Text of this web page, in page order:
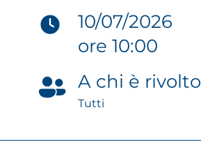
10/07/2026
ore 10:00
A chi è rivolto
Tutti